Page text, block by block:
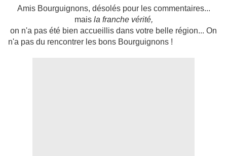
Amis Bourguignons, désolés pour les commentaires...
mais la franche vérité,
on n'a pas été bien accueillis dans votre belle région... On
n'a pas du rencontrer les bons Bourguignons !